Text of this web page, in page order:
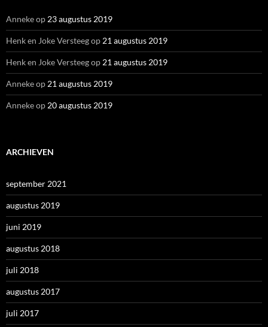
Annekeop 23 augustus 2019
Henk en Joke Versteegop 21 augustus 2019
Henk en Joke Versteegop 21 augustus 2019
Annekeop 21 augustus 2019
Annekeop 20 augustus 2019
ARCHIEVEN
september 2021
augustus 2019
juni 2019
augustus 2018
juli 2018
augustus 2017
juli 2017